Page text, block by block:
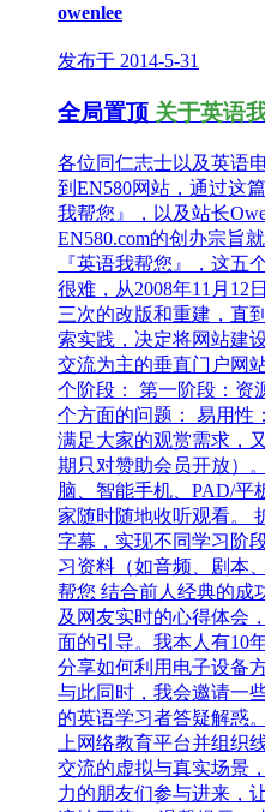
owenlee
发布于 2014-5-31
全局置顶 关于英语
各位同仁志士以及英语
到EN580网站，通过这
我帮您』，以及站长
EN580.com的创办宗旨
『英语我帮您』，这五
很难，从2008年11月12
三次的改版和重建，直
索实践，决定将网站建
交流为主的垂直门户网
个阶段： 第一阶段：资
个方面的问题： 易用性
满足大家的观赏需求，
期只对赞助会员开放）
脑、智能手机、PAD/平
家随时随地收听观看。
字幕，实现不同学习阶
习资料（如音频、剧本
帮您 结合前人经典的成
及网友实时的心得体会
面的引导。我本人有10
分享如何利用电子设备
与此同时，我会邀请一
的英语学习者答疑解惑
上网络教育平台并组织
交流的虚拟与真实场景
力的朋友们参与进来，